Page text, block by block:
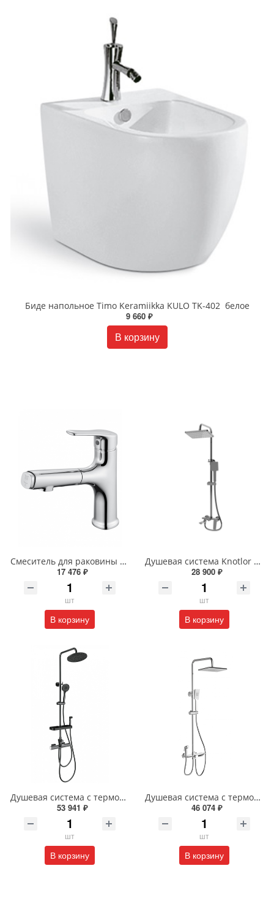
Биде напольное Timo Keramiikka KULO TK-402 белое
9 660 ₽
В корзину
Смеситель для раковины с выдвижным изливом Wonzon & Woghand WW-AE4151-CR хром
17 476 ₽
шт
В корзину
Душевая система Knotlor MUSE KN-62/GM вороненая сталь
28 900 ₽
шт
В корзину
Душевая система с термостатом Wonzon & Woghand WW-C3017-A1-BGG темный графит
53 941 ₽
шт
В корзину
Душевая система с термостатом Wonzon & Woghand WW-B3310-CR хром
46 074 ₽
шт
В корзину